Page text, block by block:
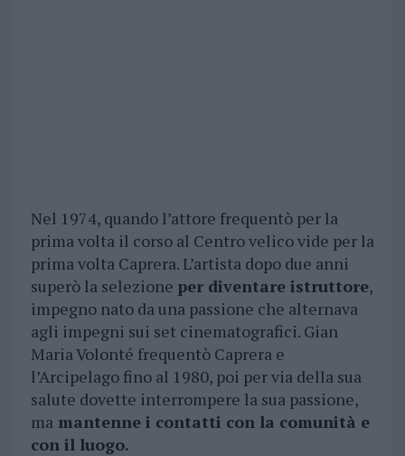
Nel 1974, quando l’attore frequentò per la
prima volta il corso al Centro velico vide per la
prima volta Caprera. L’artista dopo due anni
superò la selezione per diventare istruttore,
impegno nato da una passione che alternava
agli impegni sui set cinematografici. Gian
Maria Volonté frequentò Caprera e
l’Arcipelago fino al 1980, poi per via della sua
salute dovette interrompere la sua passione,
ma mantenne i contatti con la comunità e
con il luogo.